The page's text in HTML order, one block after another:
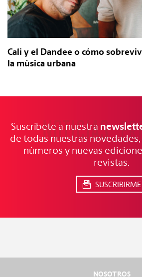
Cali y el Dandee o cómo
la música urbana
NOTICIAS
Suscríbete a nuestra
de todas nuestras
números y nuevas
revistas.
SUSCRIBIRME
NOSOTROS